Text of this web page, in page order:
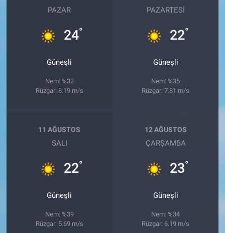
PAZAR
24°
Güneşli
Nem: %32
Rüzgar: 8.19 m/s
PAZARTESI
22°
Güneşli
Nem: %35
Rüzgar: 7.81 m/s
11 AĞUSTOS
SALI
22°
Güneşli
Nem: %39
Rüzgar: 5.69 m/s
12 AĞUSTOS
ÇARŞAMBA
23°
Güneşli
Nem: %34
Rüzgar: 6.19 m/s